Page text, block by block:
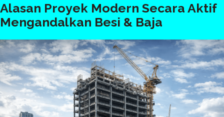
Alasan Proyek Modern Secara Aktif
Mengandalkan Besi & Baja